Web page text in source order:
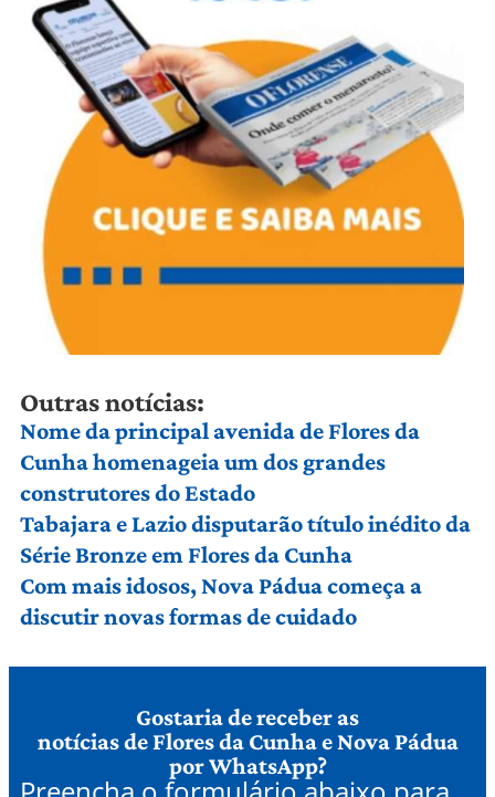
Outras notícias:
Nome da principal avenida de Flores da
Cunha homenageia um dos grandes
construtores do Estado
Tabajara e Lazio disputarão título inédito da
Série Bronze em Flores da Cunha
Com mais idosos, Nova Pádua começa a
discutir novas formas de cuidado
Gostaria de receber as
notícias de Flores da Cunha e Nova Pádua
por WhatsApp?